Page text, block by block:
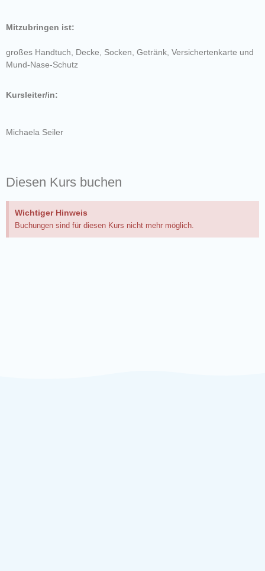
Mitzubringen ist:
großes Handtuch, Decke, Socken, Getränk, Versichertenkarte und
Mund-Nase-Schutz
Kursleiter/in:
Michaela Seiler
Diesen Kurs buchen
Wichtiger Hinweis
Buchungen sind für diesen Kurs nicht mehr möglich.